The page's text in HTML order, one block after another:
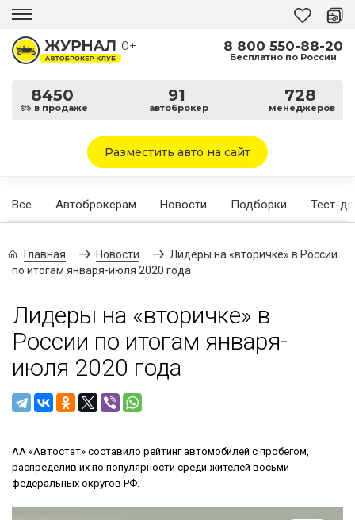
0+
8450
в продаже
91
автоброкер
728
менеджеров
8 800 550-88-20
Бесплатно по России
Разместить авто на сайт
Все Автоброкерам Новости Подборки Тест-
Главная Новости
Лидеры на «вторичке» в России
по итогам января-июля 2020 года
Лидеры на «вторичке» в
России по итогам января-
июля 2020 года
АА «Автостат» составило рейтинг автомобилей с пробегом,
распределив их по популярности среди жителей восьми
федеральных округов РФ.